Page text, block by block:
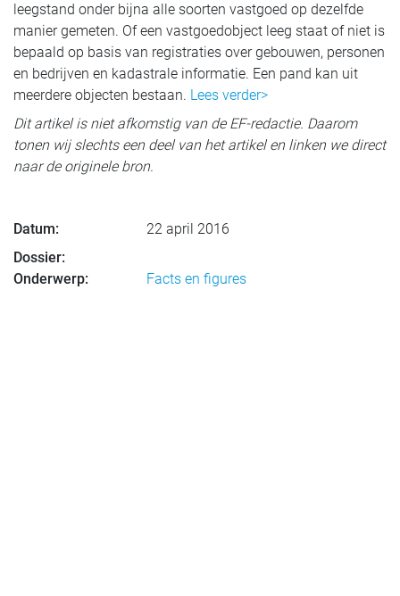
leegstand onder bijna alle soorten vastgoed op dezelfde
manier gemeten. Of een vastgoedobject leeg staat of niet is
bepaald op basis van registraties over gebouwen, personen
en bedrijven en kadastrale informatie. Een pand kan uit
meerdere objecten bestaan. Lees verder>
Dit artikel is niet afkomstig van de EF-redactie. Daarom
tonen wij slechts een deel van het artikel en linken we direct
naar de originele bron.
Datum:
22 april 2016
Dossier:
Onderwerp:
Facts en figures